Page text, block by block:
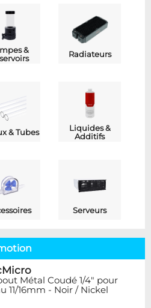
&
Radiateurs
& Tubes
Liquides &
Additifs
Serveurs
Métal Coudé 1/4" pour
11/16mm - Noir / Nickel